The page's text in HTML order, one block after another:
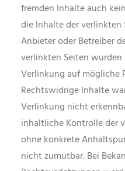
fremden Inhalte auch
die Inhalte der
Anbieter oder Betreiber
verlinkten Seiten
Verlinkung auf mögliche
Rechtswidrige Inhalte
Verlinkung nicht
inhaltliche Kontrolle der
ohne konkrete
nicht zumutbar. Bei